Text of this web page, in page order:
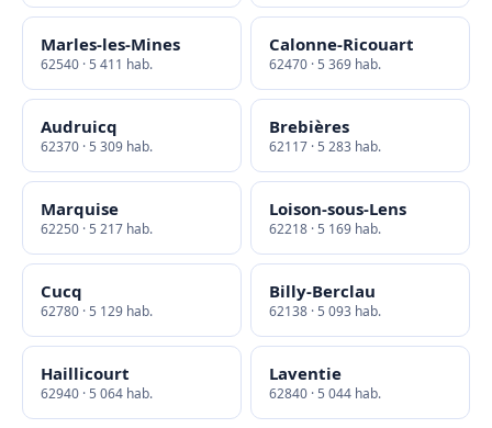
Marles-les-Mines
62540 · 5 411 hab.
Calonne-Ricouart
62470 · 5 369 hab.
Audruicq
62370 · 5 309 hab.
Brebières
62117 · 5 283 hab.
Marquise
62250 · 5 217 hab.
Loison-sous-Lens
62218 · 5 169 hab.
Cucq
62780 · 5 129 hab.
Billy-Berclau
62138 · 5 093 hab.
Haillicourt
62940 · 5 064 hab.
Laventie
62840 · 5 044 hab.